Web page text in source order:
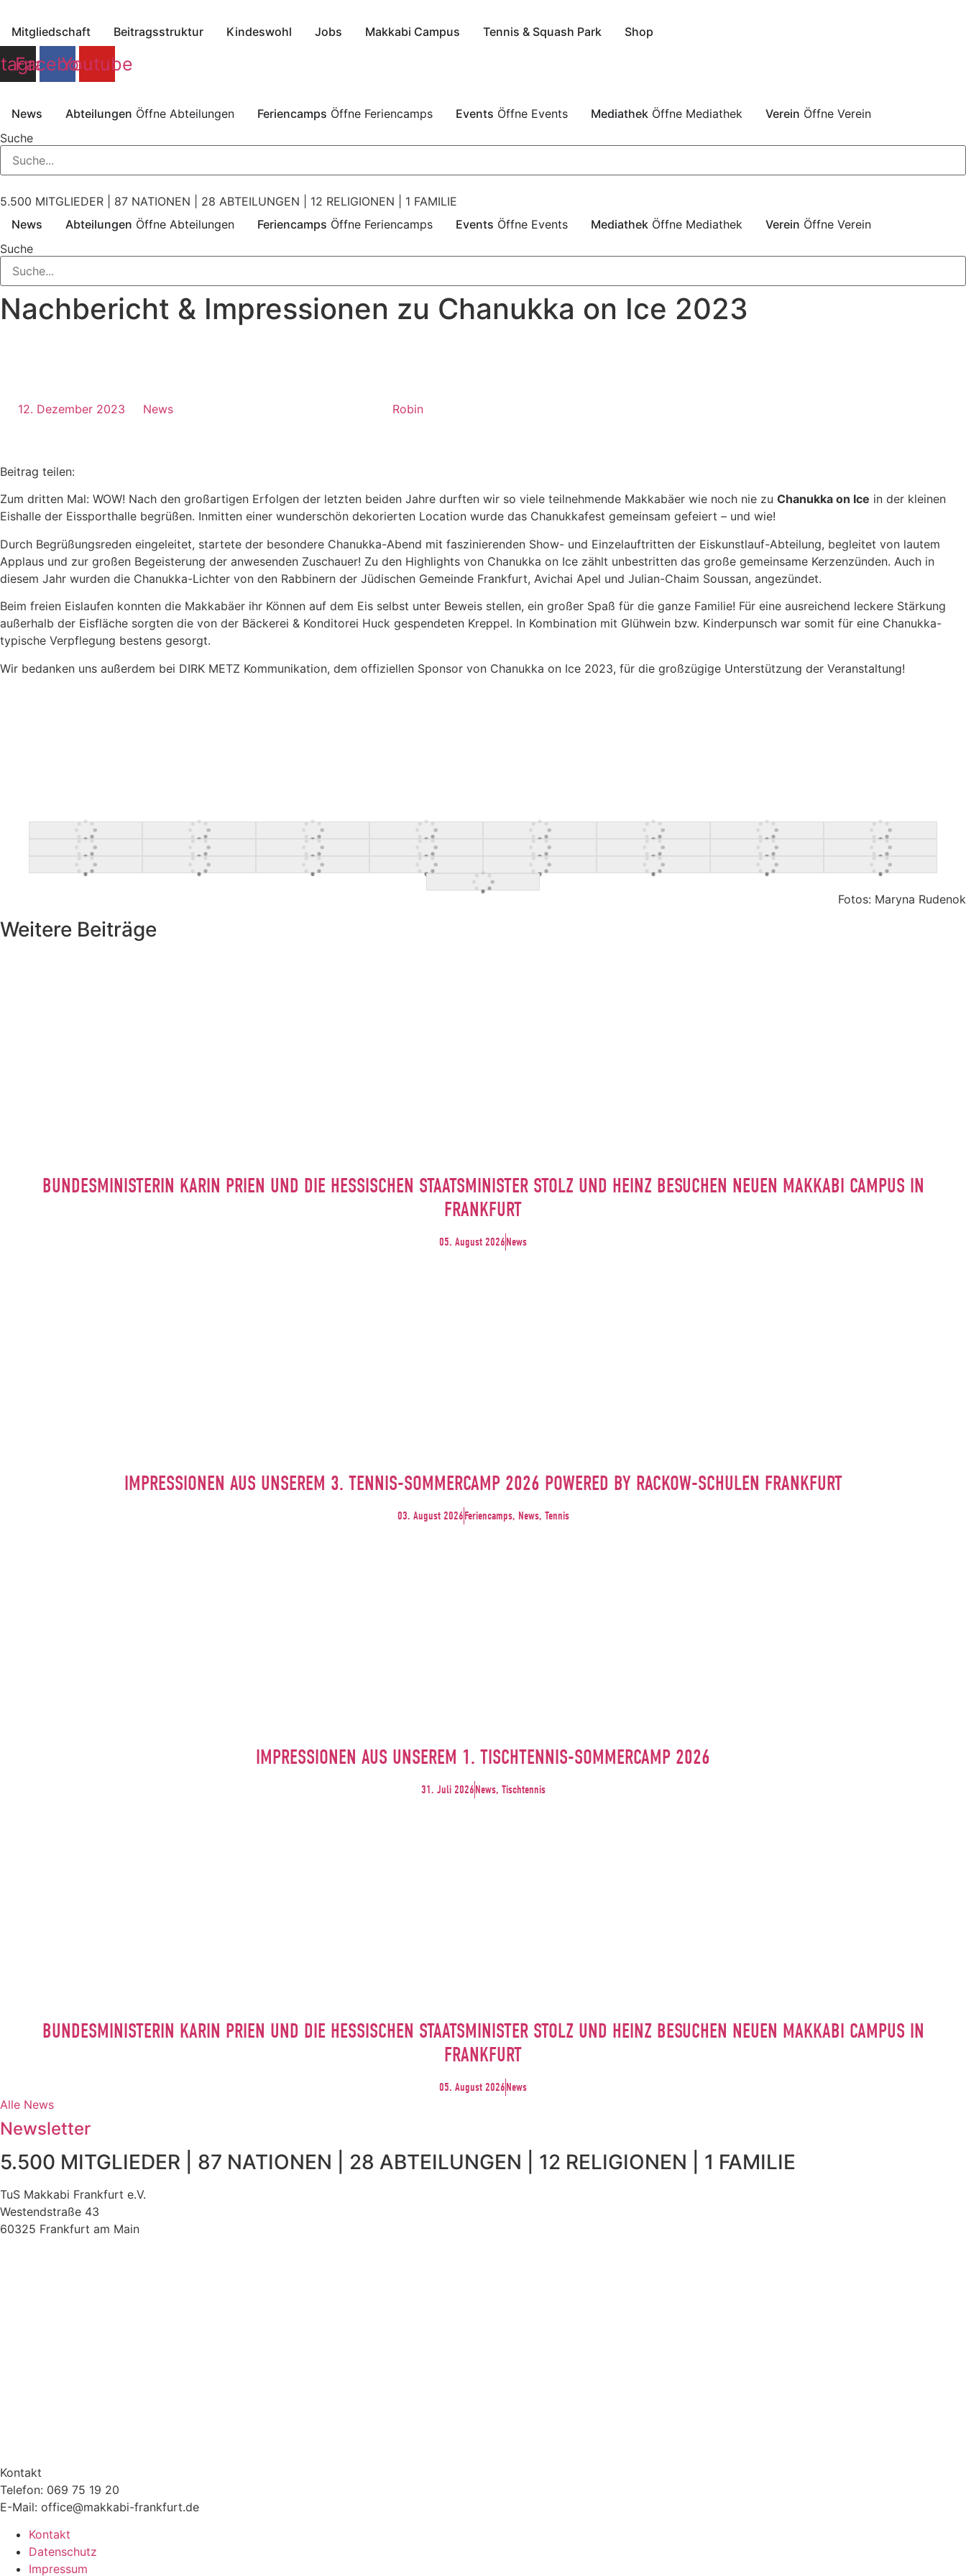
Inhalt
springen
Mitgliedschaft Beitragsstruktur Kindeswohl Jobs Makkabi Campus Tennis & Squash Park Shop
Facebook
Youtube
News Abteilungen Öffne Abteilungen Feriencamps Öffne Feriencamps Events Öffne Events Mediathek Öffne Mediathek Verein Öffne Verein
Suche
5.500 MITGLIEDER | 87 NATIONEN | 28 ABTEILUNGEN | 12 RELIGIONEN | 1 FAMILIE
News
Abteilungen Öffne Abteilungen Feriencamps Öffne Feriencamps Events Öffne Events Mediathek Öffne Mediathek Verein Öffne Verein
Suche
Nachbericht & Impressionen zu Chanukka on Ice 2023
12. Dezember 2023 News Robin
Beitrag teilen:
Zum dritten Mal: WOW! Nach den großartigen Erfolgen der letzten beiden Jahre durften wir so viele teilnehmende Makkabäer wie noch nie zu Chanukka on Ice in der kleinen
Eishalle der Eissporthalle begrüßen. Inmitten einer wunderschön dekorierten Location wurde das Chanukkafest gemeinsam gefeiert – und wie!
Durch Begrüßungsreden eingeleitet, startete der besondere Chanukka-Abend mit faszinierenden Show- und Einzelauftritten der Eiskunstlauf-Abteilung, begleitet von lautem
Applaus und zur großen Begeisterung der anwesenden Zuschauer! Zu den Highlights von Chanukka on Ice zählt unbestritten das große gemeinsame Kerzenzünden. Auch in
diesem Jahr wurden die Chanukka-Lichter von den Rabbinern der Jüdischen Gemeinde Frankfurt, Avichai Apel und Julian-Chaim Soussan, angezündet.
Beim freien Eislaufen konnten die Makkabäer ihr Können auf dem Eis selbst unter Beweis stellen, ein großer Spaß für die ganze Familie! Für eine ausreichend leckere Stärkung
außerhalb der Eisfläche sorgten die von der Bäckerei & Konditorei Huck gespendeten Kreppel. In Kombination mit Glühwein bzw. Kinderpunsch war somit für eine Chanukka-
typische Verpflegung bestens gesorgt.
Wir bedanken uns außerdem bei DIRK METZ Kommunikation, dem offiziellen Sponsor von Chanukka on Ice 2023, für die großzügige Unterstützung der Veranstaltung!
Fotos: Maryna Rudenok
Weitere Beiträge
BUNDESMINISTERIN KARIN PRIEN UND DIE HESSISCHEN STAATSMINISTER STOLZ UND HEINZ BESUCHEN NEUEN MAKKABI CAMPUS IN
FRANKFURT
05. August 2026News
IMPRESSIONEN AUS UNSEREM 3. TENNIS-SOMMERCAMP 2026 POWERED BY RACKOW-SCHULEN FRANKFURT
03. August 2026Feriencamps, News, Tennis
IMPRESSIONEN AUS UNSEREM 1. TISCHTENNIS-SOMMERCAMP 2026
31. Juli 2026News, Tischtennis
BUNDESMINISTERIN KARIN PRIEN UND DIE HESSISCHEN STAATSMINISTER STOLZ UND HEINZ BESUCHEN NEUEN MAKKABI CAMPUS IN
FRANKFURT
05. August 2026News
Alle News
Newsletter
5.500 MITGLIEDER | 87 NATIONEN | 28 ABTEILUNGEN | 12 RELIGIONEN | 1 FAMILIE
TuS Makkabi Frankfurt e.V.
Westendstraße 43
60325 Frankfurt am Main
Kontakt
Telefon: 069 75 19 20
E-Mail: office@makkabi-frankfurt.de
Kontakt
Datenschutz
Impressum